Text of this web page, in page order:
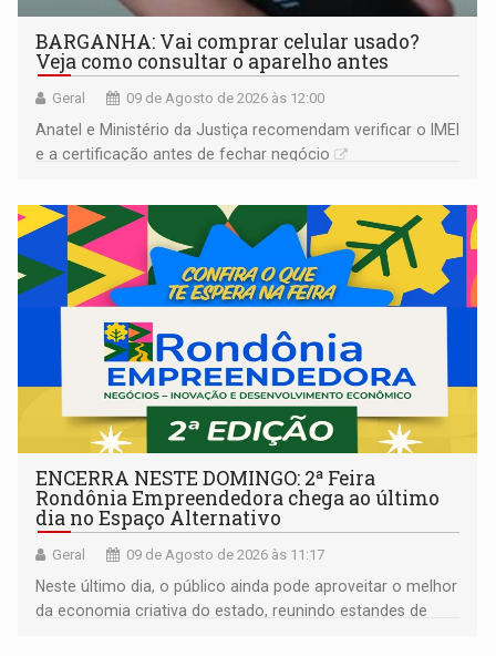
BARGANHA: Vai comprar celular usado?
Veja como consultar o aparelho antes
Geral 09 de Agosto de 2026 às 12:00
Anatel e Ministério da Justiça recomendam verificar o IMEI
e a certificação antes de fechar negócio
ENCERRA NESTE DOMINGO: 2ª Feira
Rondônia Empreendedora chega ao último
dia no Espaço Alternativo
Geral 09 de Agosto de 2026 às 11:17
Neste último dia, o público ainda pode aproveitar o melhor
da economia criativa do estado, reunindo estandes de